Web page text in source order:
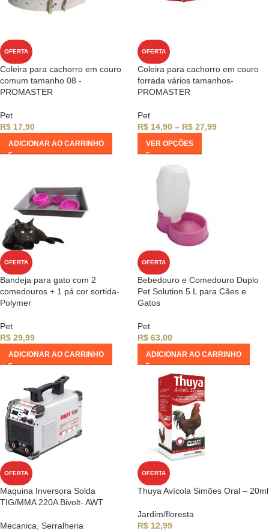
OFERTA
Coleira para cachorro em couro
comum tamanho 08 -
PROMASTER
Pet
R$ 17,90
ADICIONAR AO CARRINHO
OFERTA
Coleira para cachorro em couro
forrada vários tamanhos-
PROMASTER
Pet
R$14,90 – R$27,99
VER OPÇÕES
OFERTA
Bandeja para gato com 2
comedouros + 1 pá cor sortida-
Polymer
Pet
R$ 29,99
ADICIONAR AO CARRINHO
OFERTA
Bebedouro e Comedouro Duplo
Pet Solution 5 L para Cães e
Gatos
Pet
R$63,00
ADICIONAR AO CARRINHO
OFERTA
Maquina Inversora Solda
TIG/MMA 220A Bivolt- AWT
Mecanica Serralheria
OFERTA
Thuya Avícola Simões Oral – 20ml
Jardim/floresta
R$12,99